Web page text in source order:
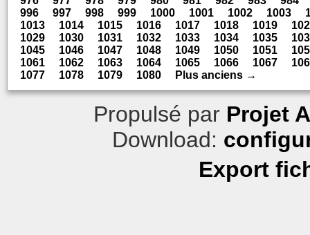
996
997 998 999 1000 1001 1002 1003
1013
1014 1015 1016 1017 1018 1019
1029
1030 1031 1032 1033 1034 1035
1045
1046 1047 1048 1049 1050 1051
1061
1062 1063 1064 1065 1066 1067
1077
1078 1079 1080 Plus anciens →
Propulsé par Projet
Download:
Export